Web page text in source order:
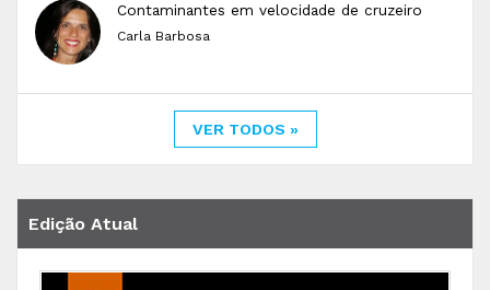
Contaminantes em velocidade de cruzeiro
Carla Barbosa
VER TODOS »
Edição Atual